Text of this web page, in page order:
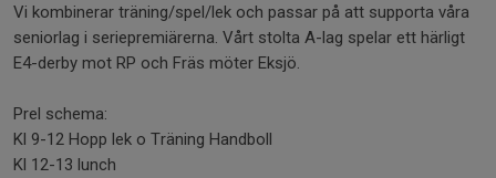
Vi kombinerar träning/spel/lek och passar på att supporta våra
seniorlag i seriepremiärerna. Vårt stolta A-lag spelar ett härligt
E4-derby mot RP och Fräs möter Eksjö.
Prel schema:
Kl 9-12 Hopp lek o Träning Handboll
Kl 12-13 lunch